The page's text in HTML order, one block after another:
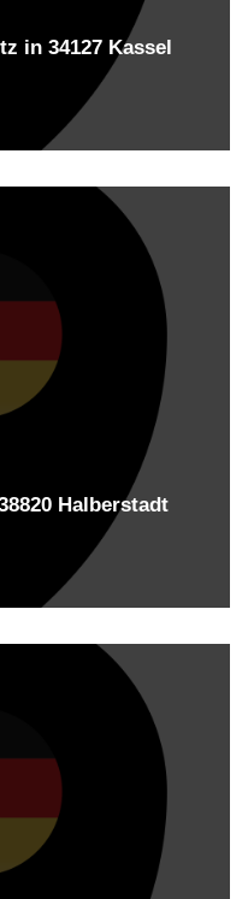
in 34127 Kassel
Halberstadt